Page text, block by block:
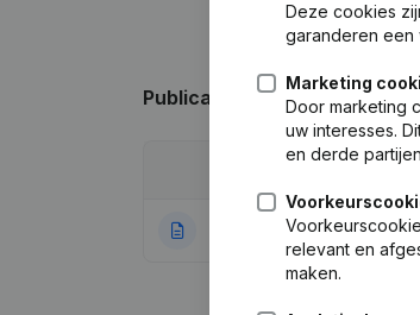
Publicaties van Project
05-07-2021
Deze cookies
garanderen een
Marketing
Door marketing
uw interesses.
en derde
relevant en
maken.